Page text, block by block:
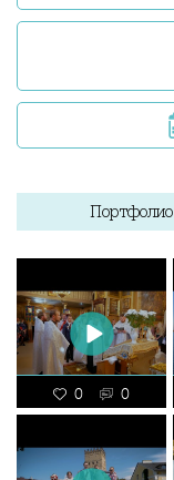
Портфолио
0 0